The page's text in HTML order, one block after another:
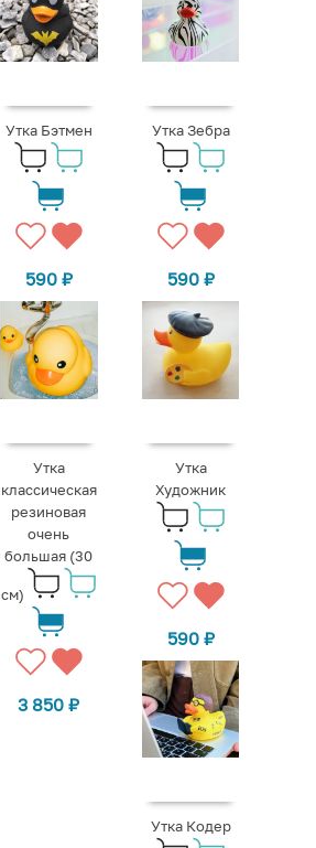
Утка Бэтмен
590 ₽
Утка Зебра
590 ₽
Утка
классическая
резиновая
очень
большая (30
см)
3 850₽
Утка
Художник
590 ₽
Утка Кодер